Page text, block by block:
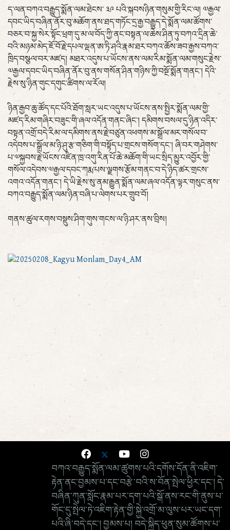
ད་ལན་བཀའ་བརྒྱུད་སྨོན་ལམ་ཐེངས་ ༣༩ པའི་སྐབསཉིན་གསུམ་གྱི་རིང་ལ། ༧རྒྱལ་
དབང་ཡིད་བཞིན་ནོར་བུ་མཆོག་ནས་ཐད་གཏོང་དྲ་རྒྱ་བརྒྱུད་དེ་སྨོན་ལམ་ཚོགས་
བཅར་བ་སྐྱ་སེར་སྟོང་ཕྲག་དུ་མ་ལ་བོད་ཀྱི་ནང་བསྟན་ལ་ཆེས་ཤིན་ཏུ་བཀའ་དྲིན་ཆེ་
བའི་མཉམ་མེད་ཇོ་བོ་རྗེ་དཔལ་ལྡན་ཨ་ཏི་ཤའི་རྣམ་ཐར་བཀའ་ཆོས་ཟབ་རྒྱས་བཀའ་
ཁྲིད་བསྩལ་བར་མཛད། མཐར་འདུས་པ་ཡོངས་ནས་ལམ་རིམ་སྨོན་ལམ་གསུང་རྗེས་
༧རྒྱལ་དབང་ཡིད་བཞིན་ནོར་བུ་ནས་གསོན་ཤིན་གཉིས་ཀྱི་བསྔོ་སྨོན་གནང་། དེའི་
རྗེས་སུ་ཉིན་གུང་དགུང་ཚིགས་ལ་རོལ།
ཉིན་རྒྱབ་ཆུ་ཚོད་དང་པོའི་ཐོག་སླར་ཡང་འདུས་པ་ཡོངས་ནས་སྤྱིར་སྨོན་ལམ་གྱི་
མཛད་རིམ་གཞིར་བཟུང་གི་ཞལ་འདོན་གནང་ཞིང་། དམིགས་བསལ་དུ་ཉིན་འདིར་
བསྟན་འགྲོ་བདེ་རིམ་ལ་དམིགས་ནས་རྗེ་བཙུན་འཕགས་མ་སྒྲོལ་མར་གསོལ་བ་
འདེབས་པ་སྒྲོལ་མ་ཉི་ཤུ་རྩ་གཅིག་གི་བསྟོད་པ་གྲངས་གསོག་དང་། ཞི་བར་གཤེགས་
པ་༧སྐྱབས་རྗེ་ཡོངས་འཛིན་ཁྲ་འགུ་རིན་པོ་ཆེ་མཆོག་གི་ཡང་སྲིད་མྱུར་འབྱོར་གྱི་
གསོལ་འདེབས་༧རྒྱལ་དབང་ཀརྨ་པས་ལྗགས་རྩོམ་གནང་བ་དེ་ཉིད་ཚར་གྲངས་
འགའ་འདོན་གནང་། དེ་ཡི་རྗེས་སུ་ནམ་རྒྱུན་སྨོན་ལམ་ཞལ་འདོན་ལྟར་གསུང་ནས་
བཀའ་བརྒྱུད་སྨོན་ལམ་ཉིན་བཞི་པ་ལེགས་པར་གྲུབ་བོ།
གནས་ཚུལ་རགས་བསྡུས་ཤིག་གུས་གངས་ལ་ཉི་ཤར་ནས་བྲིས།
བཀའ་བརྒྱུད་སྨོན་ལམ་ཚུགས་པའི་དགོས་དོན་ནི་འཇིག་
རྟེན་ནང་བྱམས་པ་དང་བརྩེ་བའི་ས་བོན་སྤེལ་ཕྱིར་དང་། དེ་
བཞིན་ཀུན་སློང་རྣམ་པར་དག་པའི་སྒོ་ནས་རང་གི་ནུས་པ་
གོང་དུ་སྤེལ་ཏེ་འཇིག་རྟེན་གྱི་སྐྱེ་འགྲོ་མ་ལུས་པར་ཡང་དག་
པའི་ཞི་བདེ་དང་། བྱམས་པ། བདེ་སྐྱིད་ཕུན་སུམ་ཚོགས་པ་